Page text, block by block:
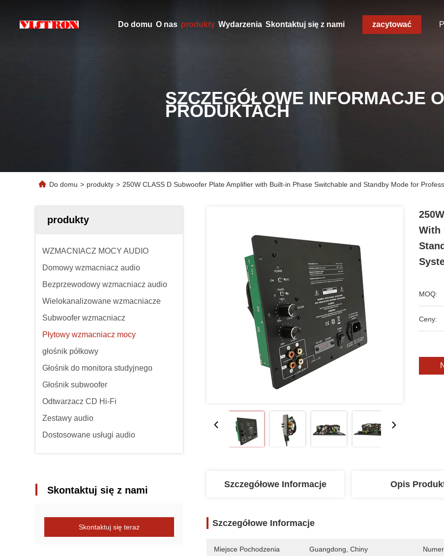
Do domu O nas produkty Wydarzenia Skontaktuj się z nami zacytować
SZCZEGÓŁOWE INFORMACJE O
PRODUKTACH
Do domu > produkty > 250W CLASS D Subwoofer Plate Amplifier with Built-in Phase Switchable and Standby Mode for
produkty
WZMACNIACZ MOCY AUDIO
Domowy wzmacniacz audio
Bezprzewodowy wzmacniacz audio
Wielokanalizowane wzmacniacze
Subwoofer wzmacniacz
Płytowy wzmacniacz mocy
głośnik półkowy
Głośnik do monitora studyjnego
Głośnik subwoofer
Odtwarzacz CD Hi-Fi
Zestawy audio
Dostosowane usługi audio
Skontaktuj się z nami
Skontaktuj się teraz
With
MOQ:
Ceny:
Szczegółowe Informacje Opis
Szczegółowe Informacje
Miejsce Pochodzenia Guangdong, Chiny